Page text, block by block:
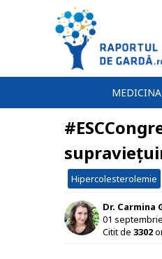
Hipercolesterolemie
Dr. Carmina
01
Citit de 3302